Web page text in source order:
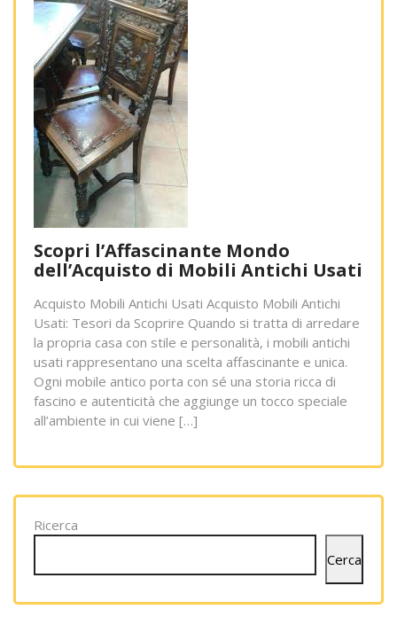
Scopri l’Affascinante Mondo
dell’Acquisto di Mobili Antichi Usati
Acquisto Mobili Antichi Usati Acquisto Mobili Antichi
Usati: Tesori da Scoprire Quando si tratta di arredare
la propria casa con stile e personalità, i mobili antichi
usati rappresentano una scelta affascinante e unica.
Ogni mobile antico porta con sé una storia ricca di
fascino e autenticità che aggiunge un tocco speciale
all’ambiente in cui viene […]
Ricerca
Cerca